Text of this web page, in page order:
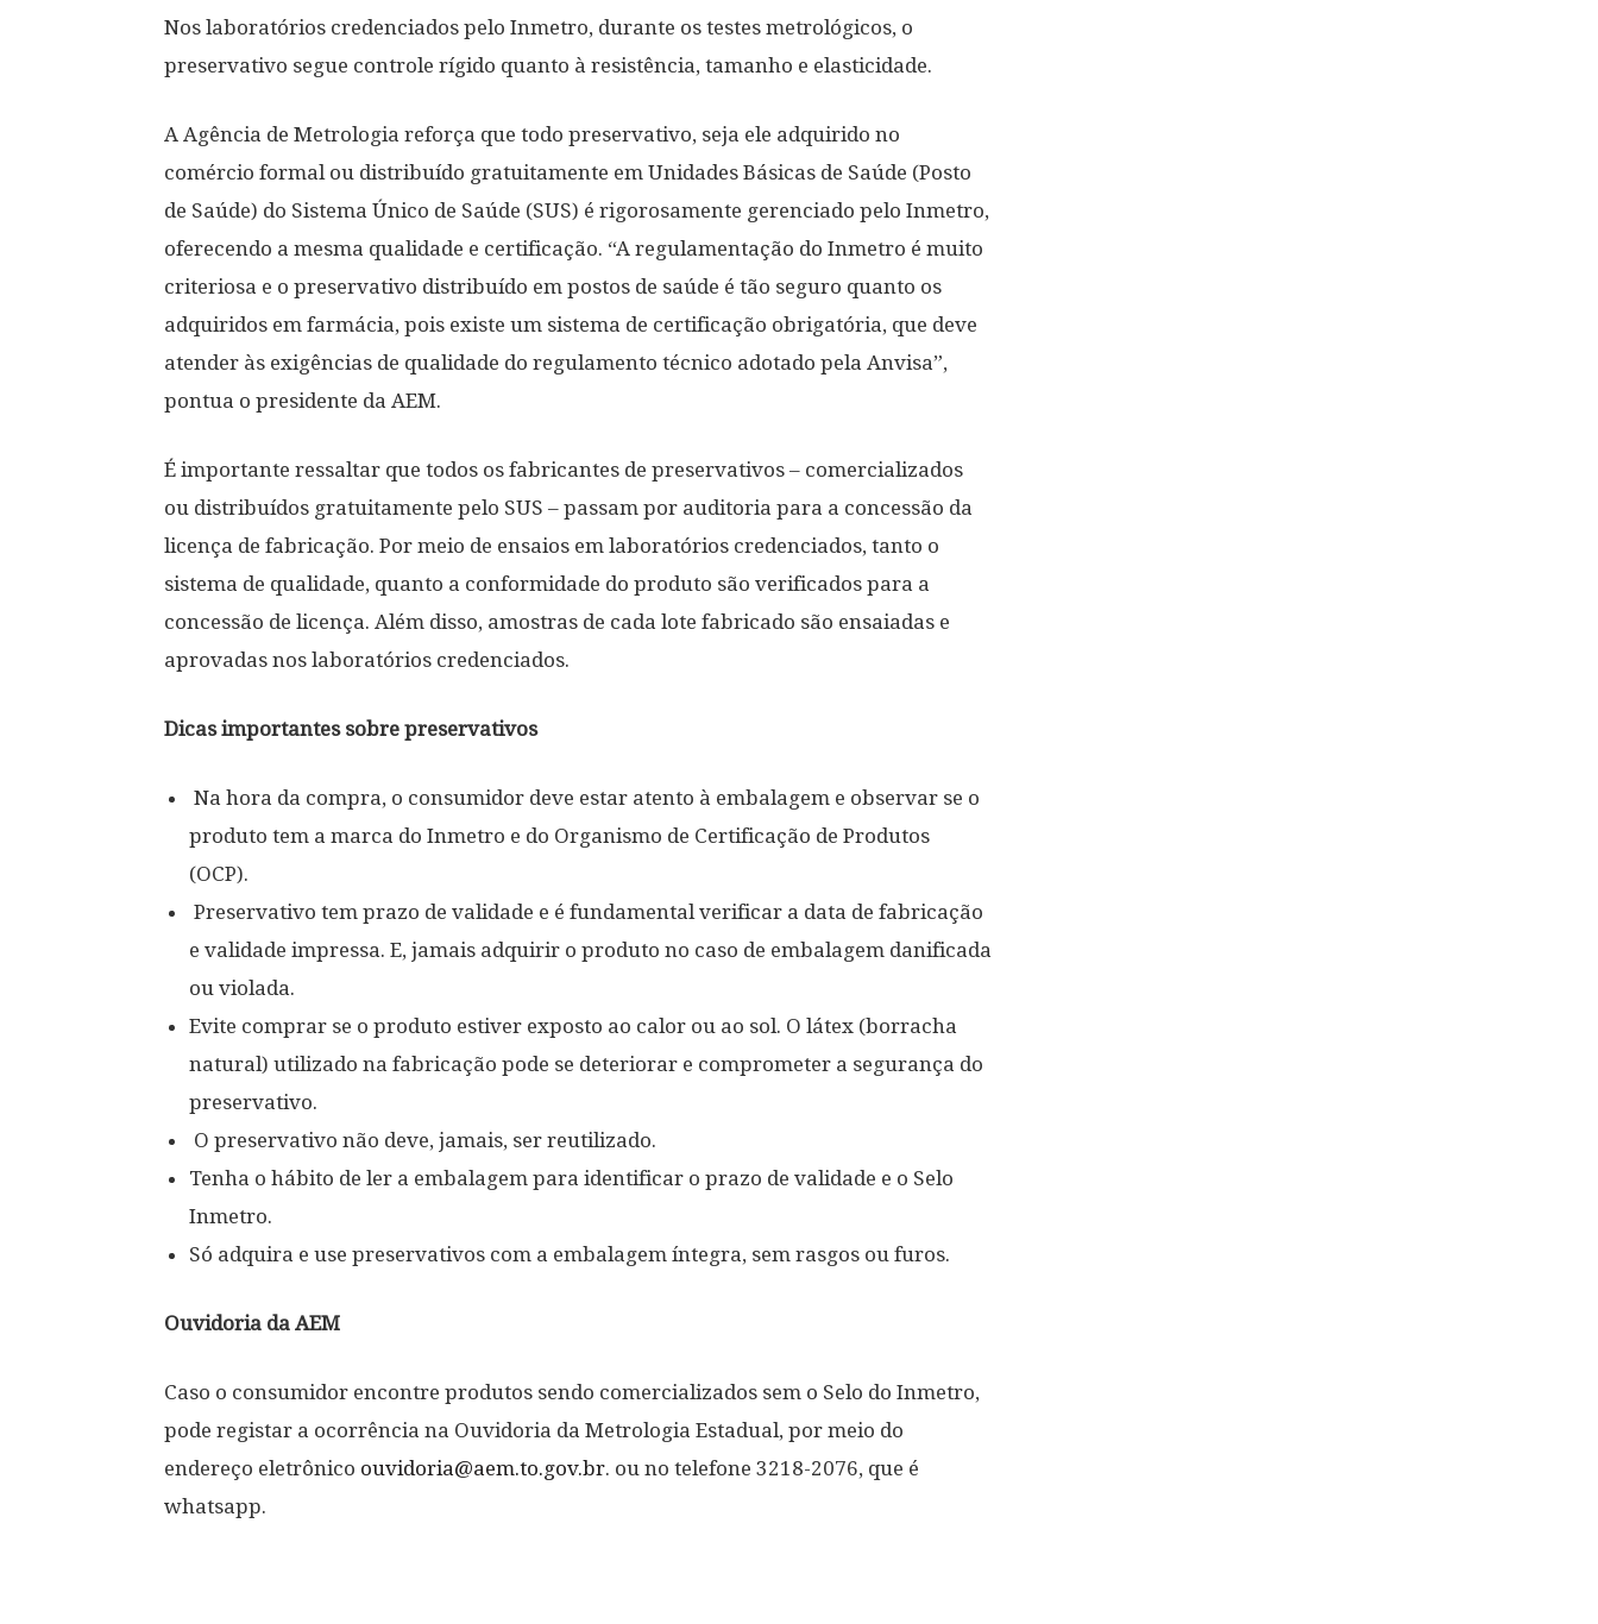
Nos laboratórios credenciados pelo Inmetro, durante os testes metrológicos, o
preservativo segue controle rígido quanto à resistência, tamanho e elasticidade.
A Agência de Metrologia reforça que todo preservativo, seja ele adquirido no
comércio formal ou distribuído gratuitamente em Unidades Básicas de Saúde (Posto
de Saúde) do Sistema Único de Saúde (SUS) é rigorosamente gerenciado pelo Inmetro,
oferecendo a mesma qualidade e certificação. “A regulamentação do Inmetro é muito
criteriosa e o preservativo distribuído em postos de saúde é tão seguro quanto os
adquiridos em farmácia, pois existe um sistema de certificação obrigatória, que deve
atender às exigências de qualidade do regulamento técnico adotado pela Anvisa”,
pontua o presidente da AEM.
É importante ressaltar que todos os fabricantes de preservativos – comercializados
ou distribuídos gratuitamente pelo SUS – passam por auditoria para a concessão da
licença de fabricação. Por meio de ensaios em laboratórios credenciados, tanto o
sistema de qualidade, quanto a conformidade do produto são verificados para a
concessão de licença. Além disso, amostras de cada lote fabricado são ensaiadas e
aprovadas nos laboratórios credenciados.
Dicas importantes sobre preservativos
Na hora da compra, o consumidor deve estar atento à embalagem e observar se o
produto tem a marca do Inmetro e do Organismo de Certificação de Produtos
(OCP).
Preservativo tem prazo de validade e é fundamental verificar a data de fabricação
e validade impressa. E, jamais adquirir o produto no caso de embalagem danificada
ou violada.
Evite comprar se o produto estiver exposto ao calor ou ao sol. O látex (borracha
natural) utilizado na fabricação pode se deteriorar e comprometer a segurança do
preservativo.
O preservativo não deve, jamais, ser reutilizado.
Tenha o hábito de ler a embalagem para identificar o prazo de validade e o Selo
Inmetro.
Só adquira e use preservativos com a embalagem íntegra, sem rasgos ou furos.
Ouvidoria da AEM
Caso o consumidor encontre produtos sendo comercializados sem o Selo do Inmetro,
pode registar a ocorrência na Ouvidoria da Metrologia Estadual, por meio do
endereço eletrônico ouvidoria@aem.to.gov.br. ou no telefone 3218-2076, que é
whatsapp.